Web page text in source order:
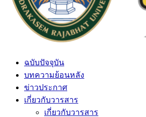
ฉบับปัจจุบัน
บทความย้อนหลัง
ข่าวประกาศ
เกี่ยวกับวารสาร
เกี่ยวกับวารสาร